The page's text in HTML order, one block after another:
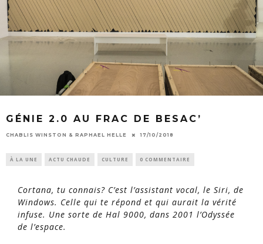
GÉNIE 2.0 AU FRAC DE BESAC’
CHABLIS WINSTON & RAPHAEL HELLE 17/10/2018
À LA UNE ACTU CHAUDE CULTURE 0 COMMENTAIRE
Cortana, tu connais? C’est l’assistant vocal, le Siri, de
Windows. Celle qui te répond et qui aurait la vérité
infuse. Une sorte de Hal 9000, dans 2001 l’Odyssée
de l’espace.